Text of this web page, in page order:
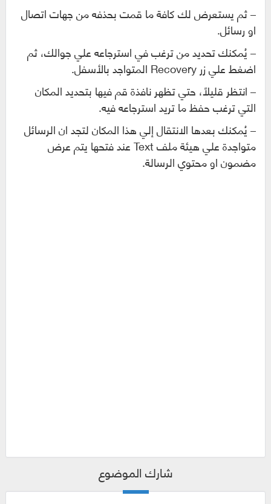
– ثم يستعرض لك كافة ما قمت بحذفه من جهات اتصال
او رسائل.
– يُمكنك تحديد من ترغب في استرجاعه علي جوالك، ثم
اضغط علي زر Recovery المتواجد بالأسفل.
– انتظر قليلاً، حتي تظهر نافذة قم فيها بتحديد المكان
التي ترغب حفظ ما تريد استرجاعه فيه.
– يُمكنك بعدها الانتقال إلي هذا المكان لتجد ان الرسائل
متواجدة علي هيئة ملف Text عند فتحها يتم عرض
مضمون او محتوي الرسالة.
شارك الموضوع